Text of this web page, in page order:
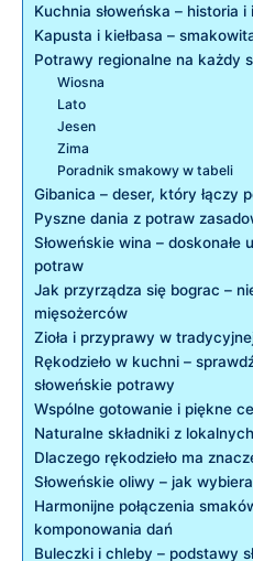
Kuchnia słoweńska – historia i
Kapusta i kiełbasa –
Potrawy regionalne na każdy
Wiosna
Lato
Jesen
Zima
Poradnik smakowy w tabeli
Gibanica – deser, który łączy
Pyszne dania z potraw
Słoweńskie wina – doskonałe
potraw
Jak przyrządza się bograc –
mięsożerców
Zioła i przyprawy w
Rękodzieło w kuchni –
słoweńskie potrawy
Wspólne gotowanie i piękne
Naturalne składniki z
Dlaczego rękodzieło ma
Słoweńskie oliwy – jak
Harmonijne połączenia
komponowania dań
Buleczki i chleby – podstawy